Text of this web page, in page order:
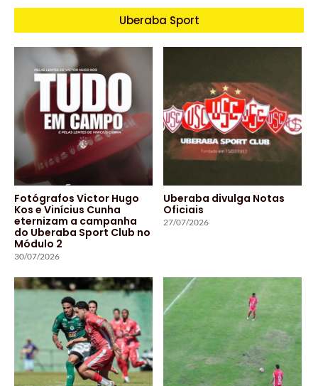
Uberaba Sport
Fotógrafos Victor Hugo
Kos e Vinícius Cunha
eternizam a campanha
do Uberaba Sport Club no
Módulo 2
30/07/2026
Uberaba divulga Notas
Oficiais
27/07/2026